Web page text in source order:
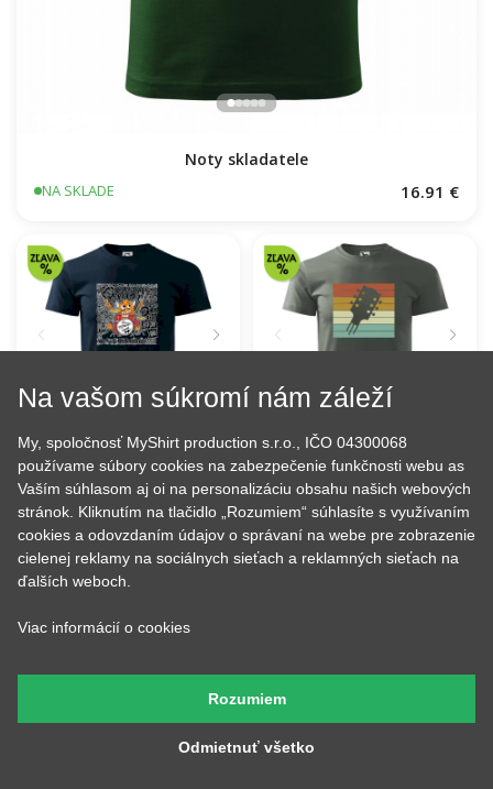
Noty skladatele
NA SKLADE 16.91 €
Bubeník - the moster
squad
NA SKLADE 16.91 €
Vintage gitara
NA SKLADE 16.91 €
Na vašom súkromí nám záleží
My, spoločnosť MyShirt production s.r.o., IČO 04300068
používame súbory cookies na zabezpečenie funkčnosti webu as
Vaším súhlasom aj oi na personalizáciu obsahu našich webových
stránok. Kliknutím na tlačidlo „Rozumiem“ súhlasíte s využívaním
cookies a odovzdaním údajov o správaní na webe pre zobrazenie
cielenej reklamy na sociálnych sieťach a reklamných sieťach na
ďalších weboch.
Viac informácií o cookies
Odmietnuť všetko
Rozumiem